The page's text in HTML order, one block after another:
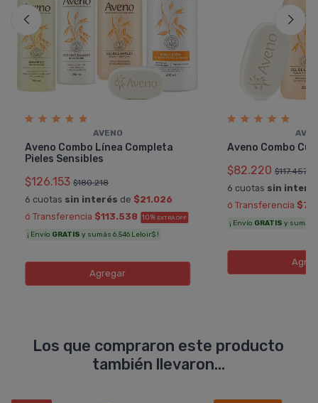
AVENO
Aveno Combo Línea Completa
Pieles Sensibles
$126.153 $180.218
6 cuotas sin interés de $21.026
ó Transferencia $113.538 10% EXTRA OFF
¡ Envío GRATIS y sumás 6.546 Leloir$ !
Agregar
Aveno Combo
$82.220 $117.457
6 cuotas sin
ó Transferencia
¡ Envío GRATIS y sumás
Los que compraron este producto
también llevaron...